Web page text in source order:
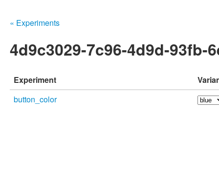
« Experiments
4d9c3029-7c96-4d9d-93fb-
Experiment
button_color